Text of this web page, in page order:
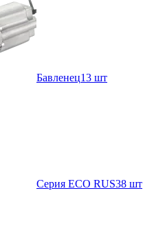
Бавленец13 шт
Серия ECO RUS38 шт